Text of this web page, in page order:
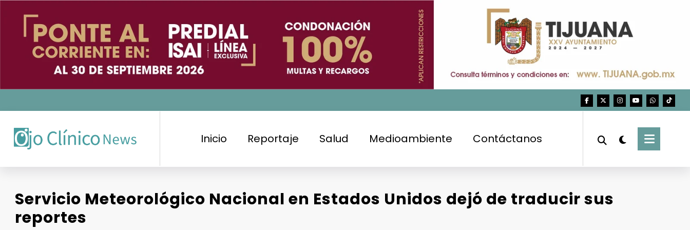
contenido
Inicio Reportaje Salud Medioambiente Contáctanos
Servicio Meteorológico Nacional en Estados Unidos dejó de traducir sus
reportes